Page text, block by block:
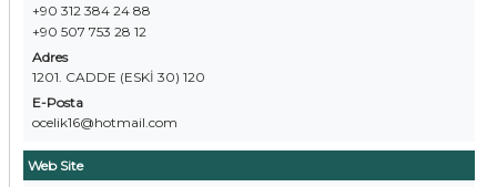
+90 312 384 24 88
+90 507 753 28 12
Adres
1201. CADDE (ESKİ 30) 120
E-Posta
ocelik16@hotmail.com
Web Site